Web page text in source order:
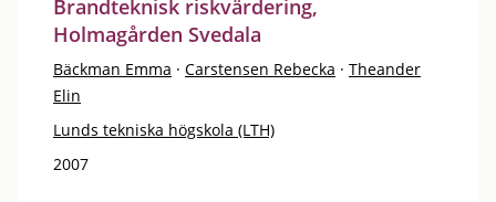
Brandteknisk riskvärdering,
Holmagården Svedala
Bäckman Emma · Carstensen Rebecka · Theander
Elin
Lunds tekniska högskola (LTH)
2007